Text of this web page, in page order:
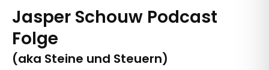
Jasper Schouw Podcast
Folge
(aka Steine und Steuern)